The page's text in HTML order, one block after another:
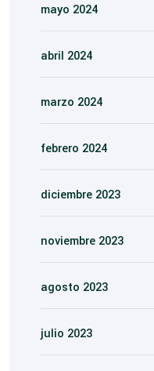
mayo 2024
abril 2024
marzo 2024
febrero 2024
diciembre 2023
noviembre 2023
agosto 2023
julio 2023